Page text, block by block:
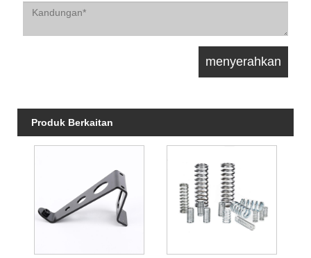
Produk Berkaitan